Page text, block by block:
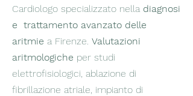
Cardiologo specializzato nella diagnosi
e trattamento avanzato delle
aritmie a Firenze. Valutazioni
aritmologiche per studi
elettrofisiologici, ablazione di
fibrillazione atriale, impianto di